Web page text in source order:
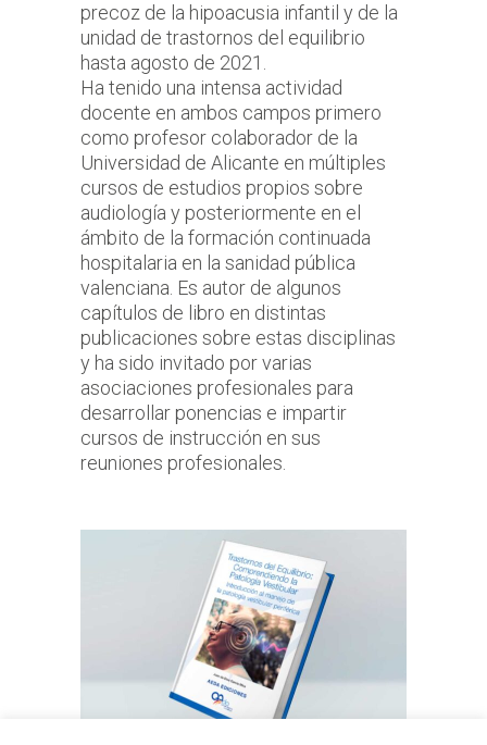
precoz de la hipoacusia infantil y de la
unidad de trastornos del equilibrio
hasta agosto de 2021.
Ha tenido una intensa actividad
docente en ambos campos primero
como profesor colaborador de la
Universidad de Alicante en múltiples
cursos de estudios propios sobre
audiología y posteriormente en el
ámbito de la formación continuada
hospitalaria en la sanidad pública
valenciana. Es autor de algunos
capítulos de libro en distintas
publicaciones sobre estas disciplinas
y ha sido invitado por varias
asociaciones profesionales para
desarrollar ponencias e impartir
cursos de instrucción en sus
reuniones profesionales.